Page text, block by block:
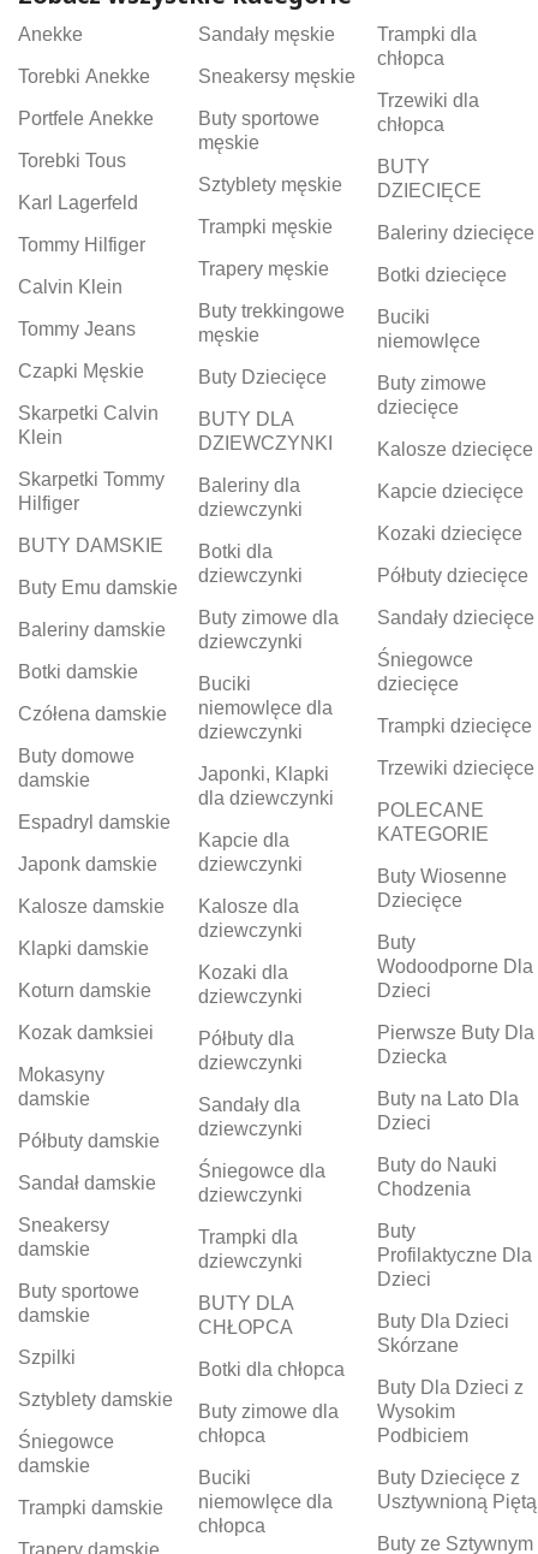
Anekke
Torebki Anekke
Portfele Anekke
Torebki Tous
Karl Lagerfeld
Tommy Hilfiger
Calvin Klein
Tommy Jeans
Czapki Męskie
Skarpetki Calvin
Klein
Skarpetki Tommy
Hilfiger
BUTY DAMSKIE
Buty Emu damskie
Baleriny damskie
Botki damskie
Czółena damskie
Buty domowe
damskie
Espadryl damskie
Japonk damskie
Kalosze damskie
Klapki damskie
Koturn damskie
Kozak damksiei
Mokasyny
damskie
Półbuty damskie
Sandał damskie
Sneakersy
damskie
Buty sportowe
damskie
Szpilki
Sztyblety damskie
Śniegowce
damskie
Trampki damskie
Trapery damskie
Sandały męskie
Sneakersy męskie
Buty sportowe
męskie
Sztyblety męskie
Trampki męskie
Trapery męskie
Buty trekkingowe
męskie
Buty Dziecięce
BUTY DLA
DZIEWCZYNKI
Baleriny dla
dziewczynki
Botki dla
dziewczynki
Buty zimowe dla
dziewczynki
Buciki
niemowlęce dla
dziewczynki
Japonki, Klapki
dla dziewczynki
Kapcie dla
dziewczynki
Kalosze dla
dziewczynki
Kozaki dla
dziewczynki
Półbuty dla
dziewczynki
Sandały dla
dziewczynki
Śniegowce dla
dziewczynki
Trampki dla
dziewczynki
BUTY DLA
CHŁOPCA
Botki dla chłopca
Buty zimowe dla
chłopca
Buciki
niemowlęce dla
chłopca
Trampki dla
chłopca
Trzewiki dla
chłopca
BUTY
DZIECIĘCE
Baleriny dziecięce
Botki dziecięce
Buciki
niemowlęce
Buty zimowe
dziecięce
Kalosze dziecięce
Kapcie dziecięce
Kozaki dziecięce
Półbuty dziecięce
Sandały dziecięce
Śniegowce
dziecięce
Trampki dziecięce
Trzewiki dziecięce
POLECANE
KATEGORIE
Buty Wiosenne
Dziecięce
Buty
Wodoodporne Dla
Dzieci
Pierwsze Buty Dla
Dziecka
Buty na Lato Dla
Dzieci
Buty do Nauki
Chodzenia
Buty
Profilaktyczne Dla
Dzieci
Buty Dla Dzieci
Skórzane
Buty Dla Dzieci z
Wysokim
Podbiciem
Buty Dziecięce z
Usztywnioną Piętą
Buty ze Sztywnym